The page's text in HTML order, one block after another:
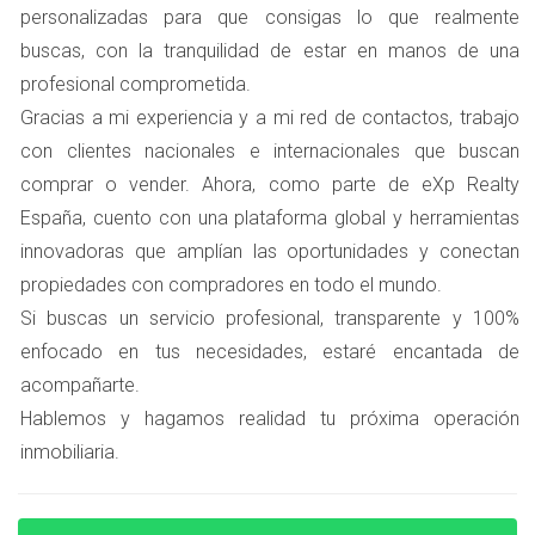
vender su piso en el centro de Rivas. Al principio, pensó
que podría hacerlo sola, pero pronto se dio cuenta de
que había más en juego. Después de varias semanas sin
ofertas serias, decidió contactarme. Juntos analizamos el
mercado y descubrimos que su piso tenía características
únicas que podían atraer a compradores específicos: una
terraza con vistas al parque y acceso fácil a transporte
público. Con mi conocimiento sobre la zona,
optimizamos la presentación del piso y lo publicamos en
plataformas donde los compradores locales suelen
buscar. En menos de un mes, Laura recibió varias ofertas
competitivas y pudo vender su piso por encima del precio
esperado. Este caso demuestra cómo un enfoque local
puede marcar la diferencia.
CASO ESTUDIO 2: UN CHALET
personalizadas para que consigas lo que realmente
buscas, con la tranquilidad de estar en manos de una
profesional comprometida.
Gracias a mi experiencia y a mi red de contactos, trabajo
con clientes nacionales e internacionales que buscan
comprar o vender. Ahora, como parte de eXp Realty
España, cuento con una plataforma global y herramientas
innovadoras que amplían las oportunidades y conectan
propiedades con compradores en todo el mundo.
Si buscas un servicio profesional, transparente y 100%
enfocado en tus necesidades, estaré encantada de
acompañarte.
Hablemos y hagamos realidad tu próxima operación
inmobiliaria.